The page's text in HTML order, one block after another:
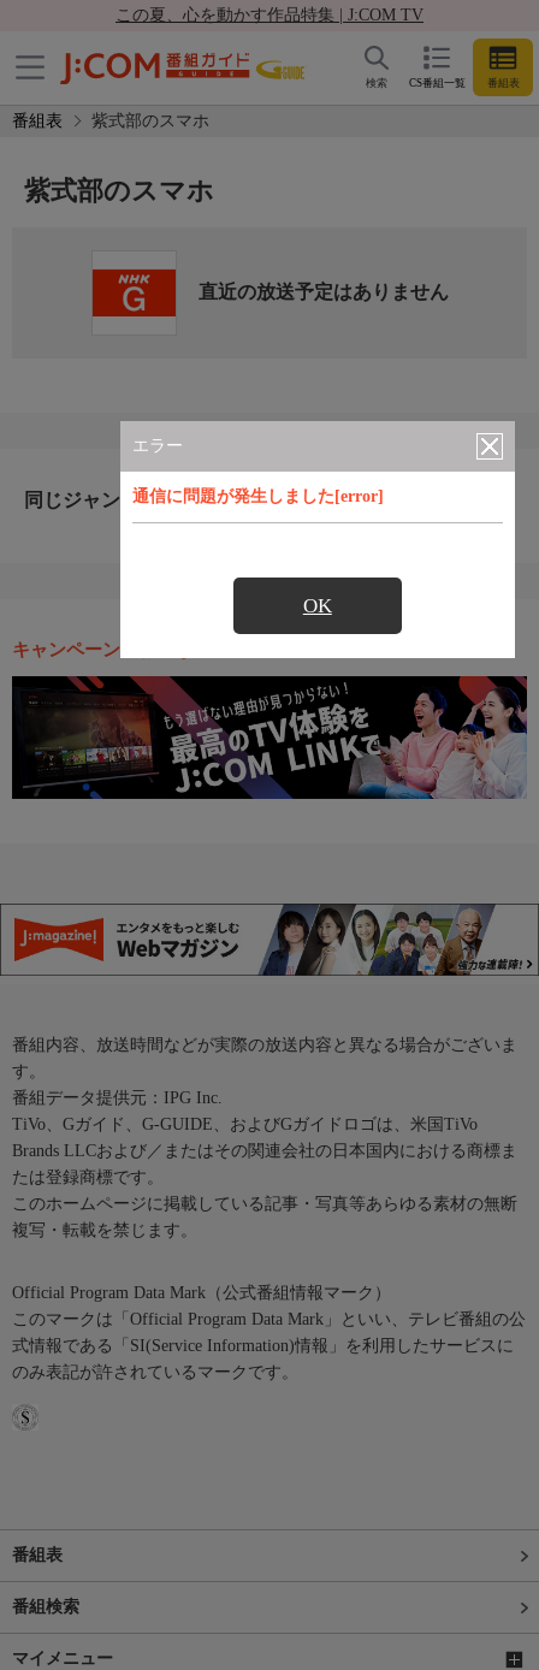
この夏、心を動かす作品特集 | J:COM TV
CS番組一覧 番組表
検索
番組表 紫式部のスマホ
エラー
通信に問題が発生しました[error]
OK
紫式部のスマホ
直近の放送予定はありません
同じジャンルのおすすめ番組
キャンペーン・お得な情報
番組内容、放送時間などが実際の放送内容と異なる場合がございま
す。
番組データ提供元：IPG Inc.
TiVo、Gガイド、G-GUIDE、およびGガイドロゴは、米国TiVo
Brands LLCおよび／またはその関連会社の日本国内における商標ま
たは登録商標です。
このホームページに掲載している記事・写真等あらゆる素材の無断
複写・転載を禁じます。
Official Program Data Mark（公式番組情報マーク）
このマークは「Official Program Data Mark」といい、テレビ番組の公
式情報である「SI(Service Information)情報」を利用したサービスに
のみ表記が許されているマークです。
番組表
番組検索
マイメニュー